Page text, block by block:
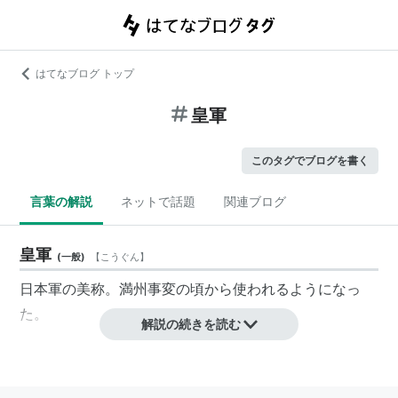
はてなブログ トップ
皇軍
このタグでブログを書く
言葉の解説 ネットで話題 関連ブログ
皇軍 (一般) 【こうぐん】
日本軍の美称。満州事変の頃から使われるようになっ
た。
解説の続きを読む